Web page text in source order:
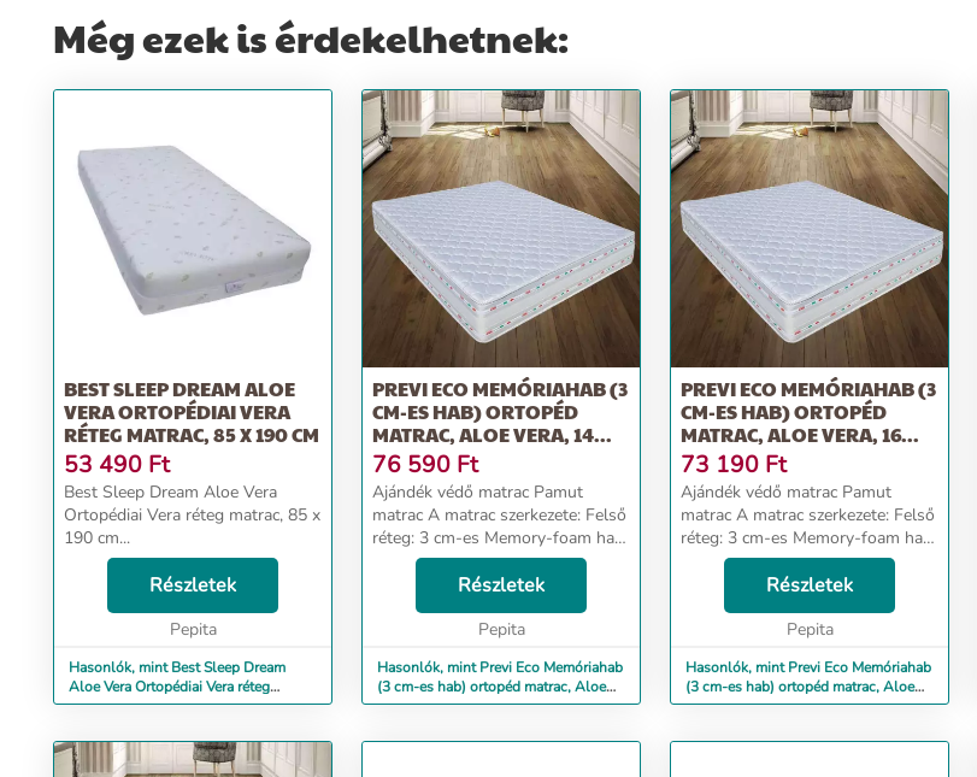
Még ezek is érdekelhetnek:
BEST SLEEP DREAM ALOE
VERA ORTOPÉDIAI VERA
RÉTEG MATRAC, 85 X 190 CM
53 490 Ft
Best Sleep Dream Aloe Vera
Ortopédiai Vera réteg matrac, 85 x
190 cm...
Részletek
Pepita
Hasonlók, mint Best Sleep Dream
Aloe Vera Ortopédiai Vera réteg
matrac, 85 x 190 cm
PREVI ECO MEMÓRIAHAB (3
CM-ES HAB) ORTOPÉD
MATRAC, ALOE VERA, 14...
76 590 Ft
Ajándék védő matrac Pamut
matrac A matrac szerkezete: Felső
réteg: 3 cm-es Memory-foam hab
(sűrűség 50 kg/mc) Alsó réteg:
Poliuterán hab 12 cm HD-High
Resilience (sűrűség 30 kg/mc) A
terméken talá...
Részletek
Pepita
Hasonlók, mint Previ Eco Memóriahab
(3 cm-es hab) ortopéd matrac, Aloe
Vera, 14...
PREVI ECO MEMÓRIAHAB (3
CM-ES HAB) ORTOPÉD
MATRAC, ALOE VERA, 16...
73 190 Ft
Ajándék védő matrac Pamut
matrac A matrac szerkezete: Felső
réteg: 3 cm-es Memory-foam hab
(sűrűség 50 kg/mc) Alsó réteg:
Poliuterán hab 12 cm HD-High
Resilience (sűrűség 30 kg/mc) A
terméken talá...
Részletek
Pepita
Hasonlók, mint Previ Eco Memóriahab
(3 cm-es hab) ortopéd matrac, Aloe
Vera, 16...